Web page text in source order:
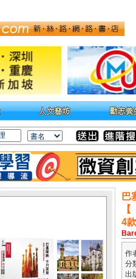
巴
4
作
分
出